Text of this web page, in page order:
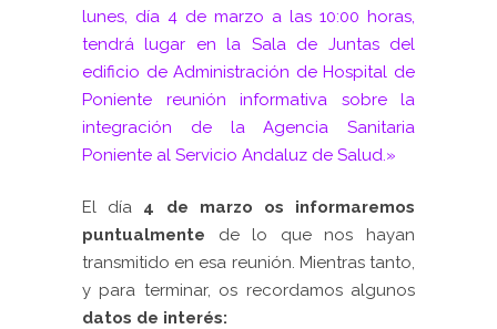
lunes, día 4 de marzo a las 10:00 horas,
tendrá lugar en la Sala de Juntas del
edificio de Administración de Hospital de
Poniente reunión informativa sobre la
integración de la Agencia Sanitaria
Poniente al Servicio Andaluz de Salud.»
El día 4 de marzo os informaremos
puntualmente de lo que nos hayan
transmitido en esa reunión. Mientras tanto,
y para terminar, os recordamos algunos
datos de interés: